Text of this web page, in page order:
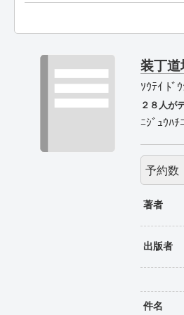
装丁道
ｿｳﾃｲ ﾄﾞ
２８人が
ﾆｼﾞｭｳﾊﾁ
予約数
著者
出版者
件名